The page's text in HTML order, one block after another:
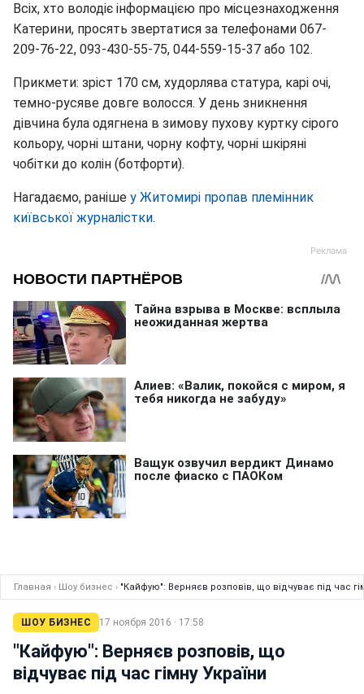
Всіх, хто володіє інформацією про місцезнаходження
Катерини, просять звертатися за телефонами 067-
209-76-22, 093-430-55-75, 044-559-15-37 або 102.
Прикмети: зріст 170 см, худорлява статура, карі очі,
темно-русяве довге волосся. У день зникнення
дівчина була одягнена в зимову пухову куртку сірого
кольору, чорні штани, чорну кофту, чорні шкіряні
чобітки до колін (ботфорти).
Нагадаємо, раніше у Житомирі пропав племінник
київської журналістки.
Главная › Шоу бизнес › "Кайфую": Верняєв розповів, що відчуває під час
ШОУ БИЗНЕС 17 ноября 2016 · 17:58
"Кайфую": Верняєв розповів, що
відчуває під час гімну України